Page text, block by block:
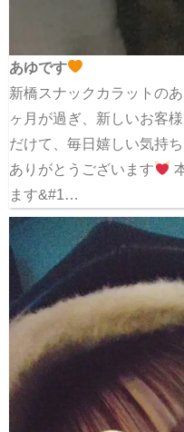
あゆです
新橋スナックカラットの
ヶ月が過ぎ、新しいお客
だけて、毎日嬉しい気持
ありがとうございます
ます&#1…